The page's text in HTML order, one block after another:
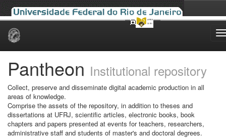
Skip
Pantheon Institutional repository
Collect, preserve and disseminate digital academic production in all
areas of knowledge.
Comprise the assets of the repository, in addition to theses and
dissertations at UFRJ, scientific articles, electronic books, book
chapters and papers presented at events for teachers, researchers,
administrative staff and students of master's and doctoral degrees.